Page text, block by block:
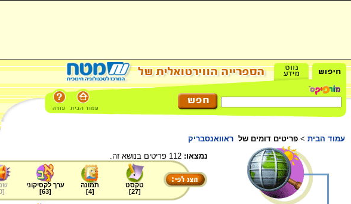
עמוד הבית > פריטים דומים של ראוואנסבריק
נמצאו:
טקסט
[
27
]
תמונה
[
4
]
ערך לקסיקוני
[
63
]
[